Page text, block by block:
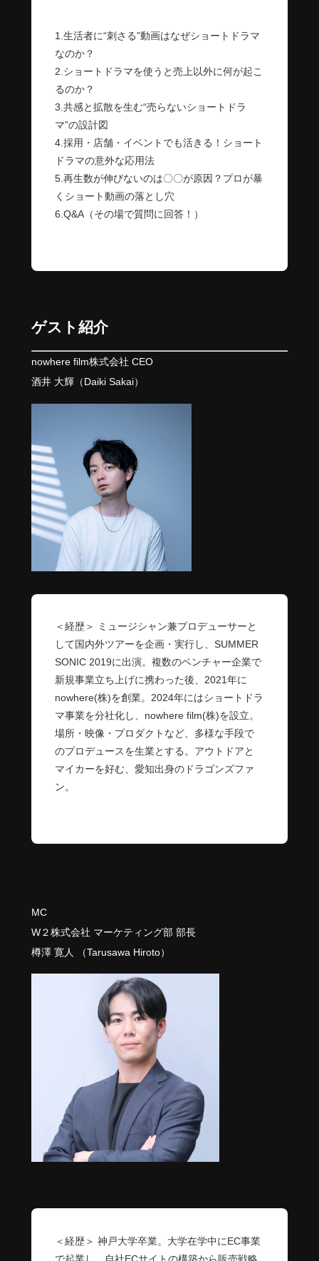
1.生活者に“刺さる”動画はなぜショートドラマ
なのか？
2.ショートドラマを使うと売上以外に何が起こ
るのか？
3.共感と拡散を生む“売らないショートドラ
マ”の設計図
4.採用・店舗・イベントでも活きる！ショート
ドラマの意外な応用法
5.再生数が伸びないのは〇〇が原因？プロが暴
くショート動画の落とし穴
6.Q&A（その場で質問に回答！）
ゲスト紹介
nowhere film株式会社 CEO
酒井 大輝（Daiki Sakai）
＜経歴＞ ミュージシャン兼プロデューサーと
して国内外ツアーを企画・実行し、SUMMER
SONIC 2019に出演。複数のベンチャー企業で
新規事業立ち上げに携わった後、2021年に
nowhere(株)を創業。2024年にはショートドラ
マ事業を分社化し、nowhere film(株)を設立。
場所・映像・プロダクトなど、多様な手段で
のプロデュースを生業とする。アウトドアと
マイカーを好む、愛知出身のドラゴンズファ
ン。
MC
W２株式会社 マーケティング部 部長
樽澤 寛人 （Tarusawa Hiroto）
＜経歴＞ 神戸大学卒業。大学在学中にEC事業